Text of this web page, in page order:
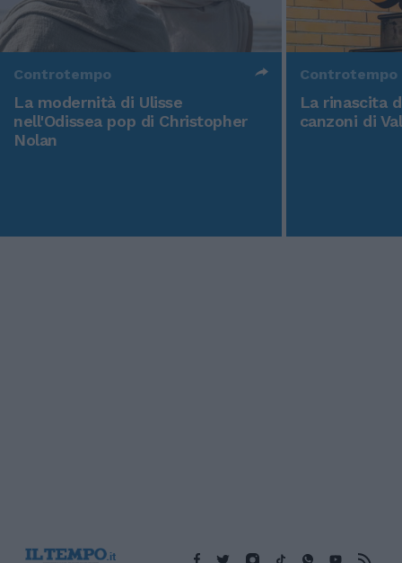
Controtempo
La modernità di Ulisse
nell'Odissea pop di Christopher
Nolan
Controtempo
La rinascita
canzoni di